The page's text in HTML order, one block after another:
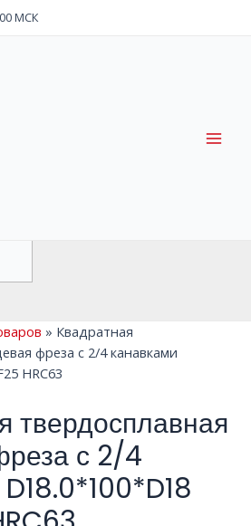
МСК
» Квадратная
фреза с 2/4 канавками
HRC63
твердосплавная
с 2/4